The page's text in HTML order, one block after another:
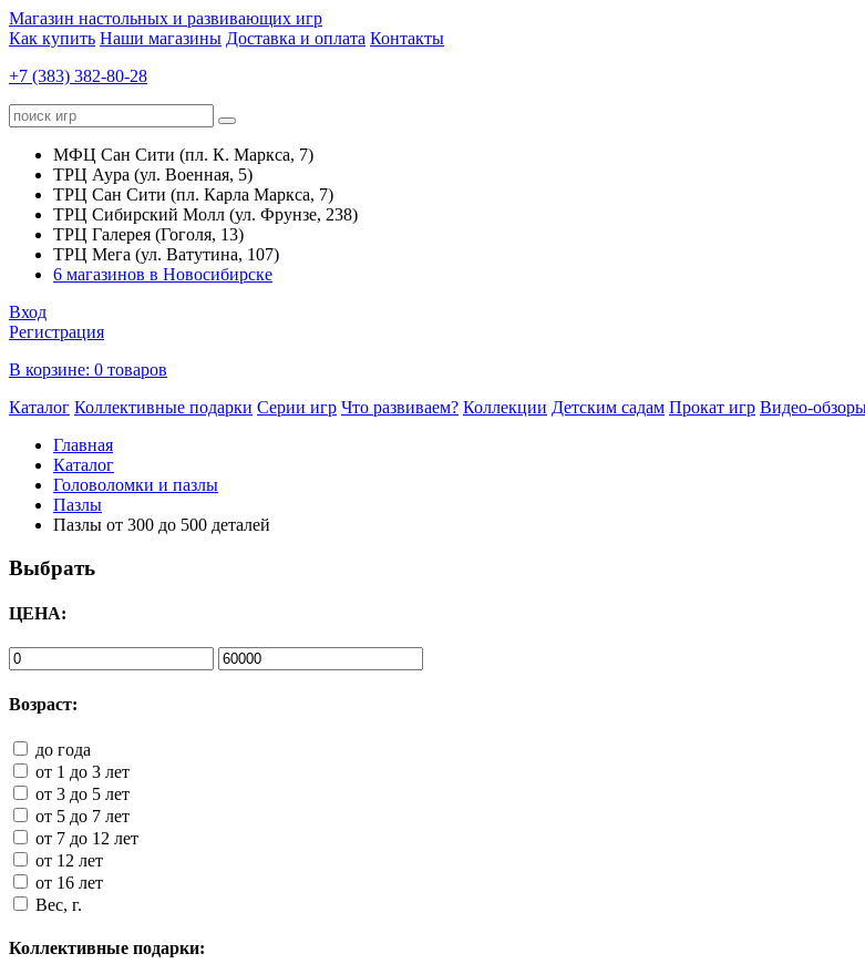
Магазин настольных и развивающих игр
Как купить Наши магазины Доставка и оплата Контакты
+7 (383) 382-80-28
МФЦ Сан Сити (пл. К. Маркса, 7)
ТРЦ Аура (ул. Военная, 5)
ТРЦ Сан Сити (пл. Карла Маркса, 7)
ТРЦ Сибирский Молл (ул. Фрунзе, 238)
ТРЦ Галерея (Гоголя, 13)
ТРЦ Мега (ул. Ватутина, 107)
6 магазинов в Новосибирске
Вход
Регистрация
В корзине: 0 товаров
Каталог Коллективные подарки Серии игр Что развиваем? Коллекции Детским садам Прокат игр Видео-
Главная
Каталог
Головоломки и пазлы
Пазлы
Пазлы от 300 до 500 деталей
Выбрать
ЦЕНА:
Возраст:
до года
от 1 до 3 лет
от 3 до 5 лет
от 5 до 7 лет
от 7 до 12 лет
от 12 лет
от 16 лет
Вес, г.
Коллективные подарки: